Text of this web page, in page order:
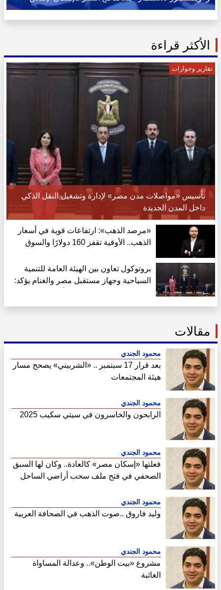
مشروع «Capella Residence» بالمعادي
الأكثر قراءة
تقارير وحوارات
تأسيس «مواصلات مدن مصر» لإدارة وتشغيل النقل الذكي
داخل المدن الجديدة
«مرصد الذهب»: ارتفاعات قوية في أسعار
الذهب.. الأوقية تقفز 160 دولارًا والسوق
بروتوكول تعاون بين الهيئة العامة للتنمية
السياحية وجهاز مستقبل مصر والغنام يؤكد:
مقالات
محمود الجندي
بعد قرار 17 سبتمبر .. «الشربيني» يصحح مسار
هيئة المجتمعات
محمود الجندي
الرابحون والخاسرون في سيتي سكيب 2025
محمود الجندي
فعلتها «إسكان مصر» كالعادة.. وكان لها السبق
الصحفي في فتح ملف سحب أراضي الساحل
محمود الجندي
وليد فاروق ..صوت الذهب في الصحافة العربية
محمود الجندي
مشروع «بيت الوطن».. وعدالة المساواة
الغائبة